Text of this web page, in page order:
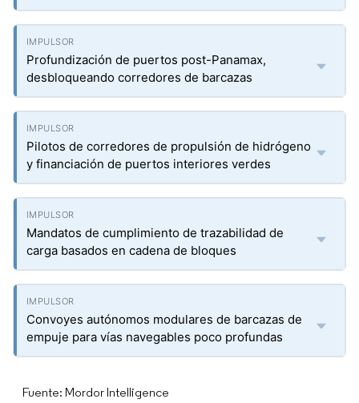
Profundización de puertos post-Panamax,
desbloqueando corredores de barcazas
Pilotos de corredores de propulsión de hidrógeno
y financiación de puertos interiores verdes
Mandatos de cumplimiento de trazabilidad de
carga basados en cadena de bloques
Convoyes autónomos modulares de barcazas de
empuje para vías navegables poco profundas
Fuente: Mordor Intelligence